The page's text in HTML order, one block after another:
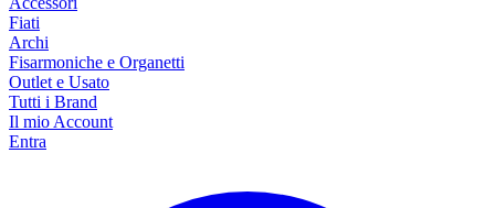
Fiati
Archi
Fisarmoniche e Organetti
Outlet e Usato
Tutti i Brand
Il mio Account
Entra